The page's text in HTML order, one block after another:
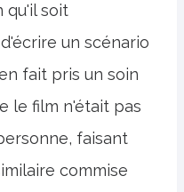
qu'il soit
un scénario
fait pris un soin
le film n'était pas
faisant
commise